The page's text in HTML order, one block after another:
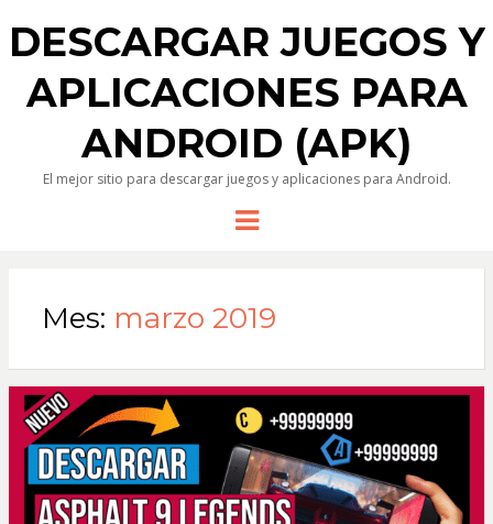
DESCARGAR JUEGOS Y
APLICACIONES PARA
ANDROID (APK)
El mejor sitio para descargar juegos y aplicaciones para Android.
Menu
Mes: marzo 2019